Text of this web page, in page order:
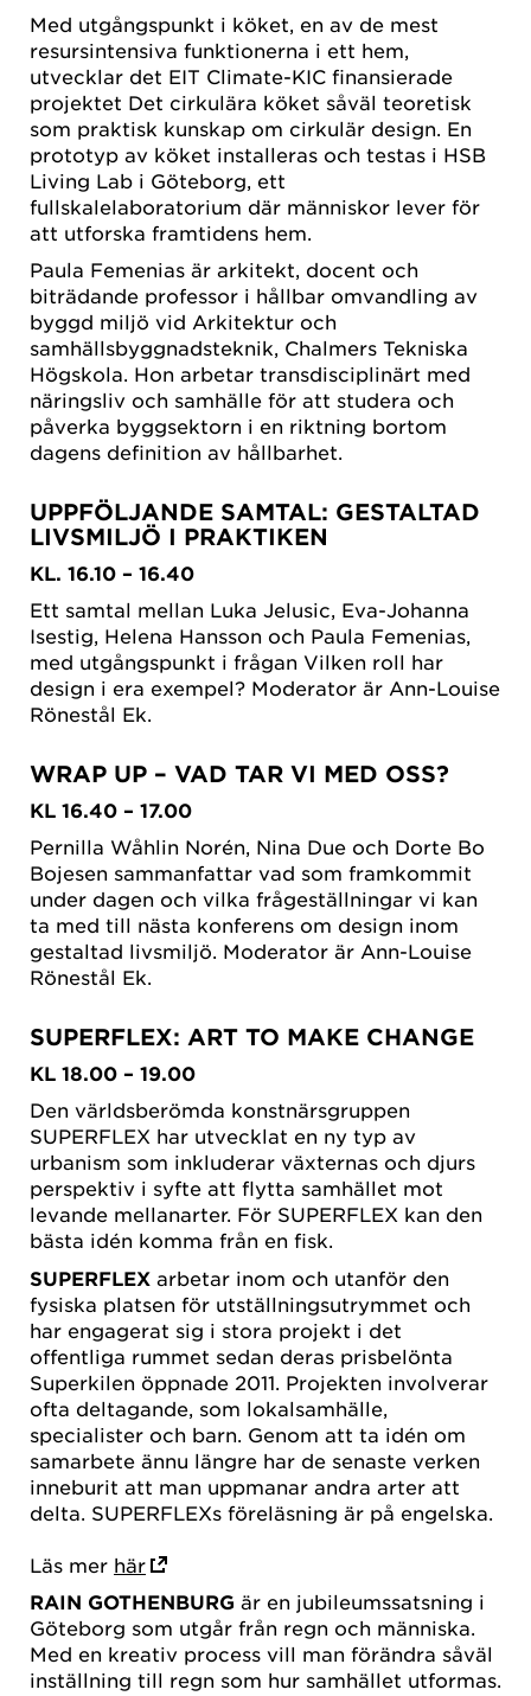
Med utgångspunkt i köket, en av de mest
resursintensiva funktionerna i ett hem,
utvecklar det EIT Climate-KIC finansierade
projektet Det cirkulära köket såväl teoretisk
som praktisk kunskap om cirkulär design. En
prototyp av köket installeras och testas i HSB
Living Lab i Göteborg, ett
fullskalelaboratorium där människor lever för
att utforska framtidens hem.
Paula Femenias är arkitekt, docent och
biträdande professor i hållbar omvandling av
byggd miljö vid Arkitektur och
samhällsbyggnadsteknik, Chalmers Tekniska
Högskola. Hon arbetar transdisciplinärt med
näringsliv och samhälle för att studera och
påverka byggsektorn i en riktning bortom
dagens definition av hållbarhet.
UPPFÖLJANDE SAMTAL: GESTALTAD
LIVSMILJÖ I PRAKTIKEN
KL. 16.10 – 16.40
Ett samtal mellan Luka Jelusic, Eva-Johanna
Isestig, Helena Hansson och Paula Femenias,
med utgångspunkt i frågan Vilken roll har
design i era exempel? Moderator är Ann-Louise
Rönestål Ek.
WRAP UP – VAD TAR VI MED OSS?
KL 16.40 – 17.00
Pernilla Wåhlin Norén, Nina Due och Dorte Bo
Bojesen sammanfattar vad som framkommit
under dagen och vilka frågeställningar vi kan
ta med till nästa konferens om design inom
gestaltad livsmiljö. Moderator är Ann-Louise
Rönestål Ek.
SUPERFLEX: ART TO MAKE CHANGE
KL 18.00 – 19.00
Den världsberömda konstnärsgruppen
SUPERFLEX har utvecklat en ny typ av
urbanism som inkluderar växternas och djurs
perspektiv i syfte att flytta samhället mot
levande mellanarter. För SUPERFLEX kan den
bästa idén komma från en fisk.
SUPERFLEX arbetar inom och utanför den
fysiska platsen för utställningsutrymmet och
har engagerat sig i stora projekt i det
offentliga rummet sedan deras prisbelönta
Superkilen öppnade 2011. Projekten involverar
ofta deltagande, som lokalsamhälle,
specialister och barn. Genom att ta idén om
samarbete ännu längre har de senaste verken
inneburit att man uppmanar andra arter att
delta. SUPERFLEXs föreläsning är på engelska.
Läs mer här
RAIN GOTHENBURG är en jubileumssatsning i
Göteborg som utgår från regn och människa.
Med en kreativ process vill man förändra såväl
inställning till regn som hur samhället utformas.